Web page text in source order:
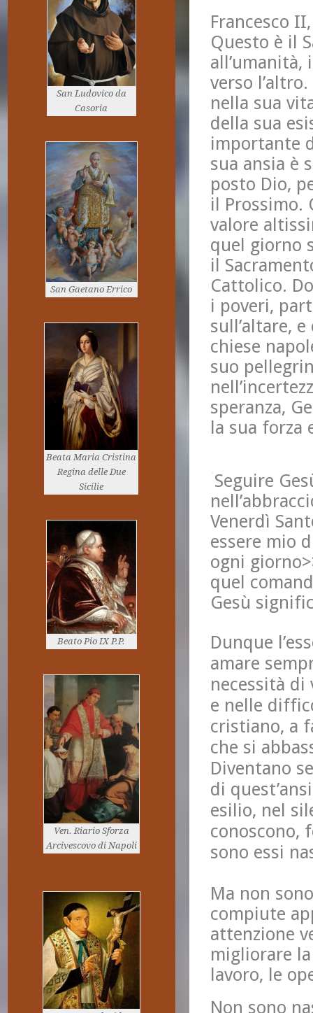
San Ludovico da
Casoria
San Gaetano Errico
Beata Maria Cristina
Regina delle Due
Sicilie
Beato Pio IX P.P.
Ven. Riario Sforza
Arcivescovo di Napoli
Francesco
Questo è il
verso
nella sua
della sua
importante
sua ansia è
posto Dio,
il Prossimo.
valore
quel giorno
il
Cattolico.
i poveri,
sull’altare,
chiese
suo
speranza,
la sua forza
Seguire
Venerdì
essere mio
ogni
quel
Gesù
Dunque
amare
necessità di
e nelle
cristiano, a
che si
Diventano
di
esilio, nel
conoscono,
sono essi
Ma non
compiute
attenzione
migliorare
lavoro, le
Non sono